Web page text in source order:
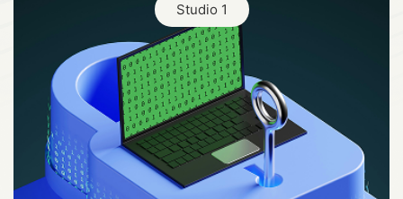
Studio 1
Digichat
Hallo! Hoe kan ik u vandaag helpen?